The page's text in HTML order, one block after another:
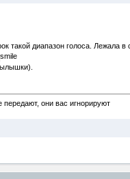
такой диапазон голоса. Лежала
они вас игнорируют